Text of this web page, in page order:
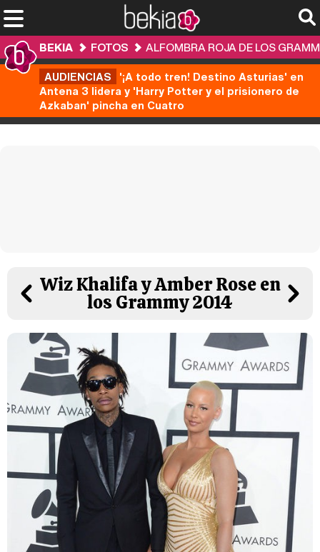
BEKIA FOTOS
ALFOMBRA ROJA DE LOS
AUDIENCIAS '¡A todo tren! Destino Asturias' en
Antena 3 lidera y 'Harry Potter y el prisionero de
Azkaban' pincha en Cuatro
Wiz Khalifa y Amber Rose en
los Grammy 2014